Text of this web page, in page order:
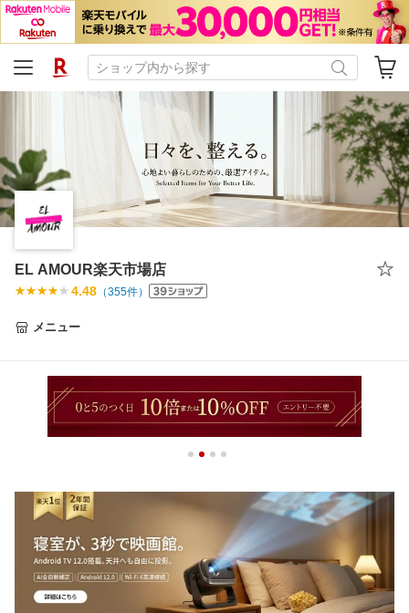
EL AMOUR楽天市場店
4.48 （355件）
メニュー